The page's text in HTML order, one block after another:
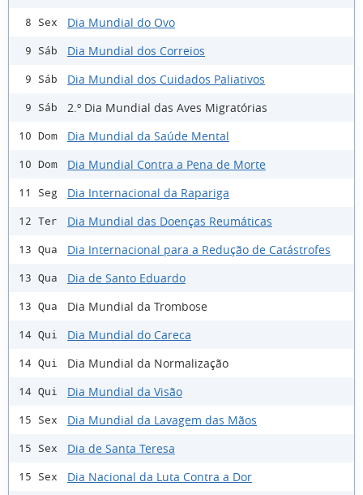
8 Sex Dia Mundial do Ovo
9 Sáb Dia Mundial dos Correios
9 Sáb Dia Mundial dos Cuidados Paliativos
9 Sáb 2.º Dia Mundial das Aves Migratórias
10 Dom Dia Mundial da Saúde Mental
10 Dom Dia Mundial Contra a Pena de Morte
11 Seg Dia Internacional da Rapariga
12 Ter Dia Mundial das Doenças Reumáticas
13 Qua Dia Internacional para a Redução de Catástrofes
13 Qua Dia de Santo Eduardo
13 Qua Dia Mundial da Trombose
14 Qui Dia Mundial do Careca
14 Qui Dia Mundial da Normalização
14 Qui Dia Mundial da Visão
15 Sex Dia Mundial da Lavagem das Mãos
15 Sex Dia de Santa Teresa
15 Sex Dia Nacional da Luta Contra a Dor